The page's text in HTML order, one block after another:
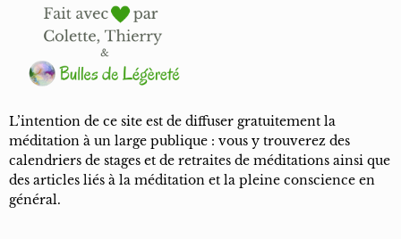
L’intention de ce site est de diffuser gratuitement la
méditation à un large publique : vous y trouverez des
calendriers de stages et de retraites de méditations ainsi que
des articles liés à la méditation et la pleine conscience en
général.